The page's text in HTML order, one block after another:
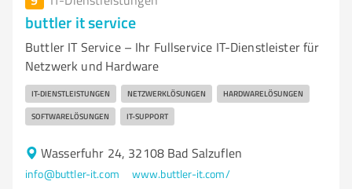
buttler it service
Buttler IT Service – Ihr Fullservice IT-Dienstleister für
Netzwerk und Hardware
IT-DIENSTLEISTUNGEN NETZWERKLÖSUNGEN HARDWARELÖSUNGEN
SOFTWARELÖSUNGEN IT-SUPPORT
Wasserfuhr 24, 32108 Bad Salzuflen
info@buttler-it.com www.buttler-it.com/